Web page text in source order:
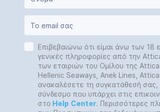
Επιβεβαιώνω ότι είμαι άνω των
γενικές πληροφορίες από την
των εταιριών του Ομίλου της
Hellenic Seaways, Anek Lines,
ανακαλέσετε τη συγκατάθεσή
σύνδεσμο που υπάρχει στις
στο Help Center. Περισσότερες